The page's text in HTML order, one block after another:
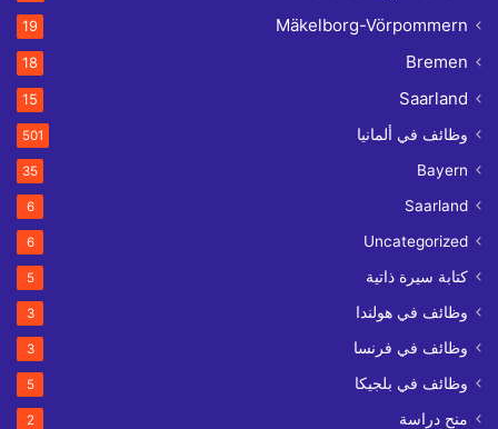
Mäkelborg-Vörpommern
19
Bremen
18
Saarland
15
وظائف في ألمانيا 501
Bayern
35
Saarland
6
Uncategorized
6
كتابة سيرة ذاتية 5
وظائف في هولندا 3
وظائف في فرنسا 3
وظائف في بلجيكا 5
منح دراسة 2